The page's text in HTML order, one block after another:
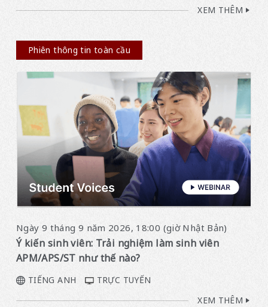
XEM THÊM
Phiên thông tin toàn cầu
Ngày 9 tháng 9 năm 2026, 18:00 (giờ Nhật Bản)
Ý kiến sinh viên: Trải nghiệm làm sinh viên
APM/APS/ST như thế nào?
TIẾNG ANH
TRỰC TUYẾN
XEM THÊM